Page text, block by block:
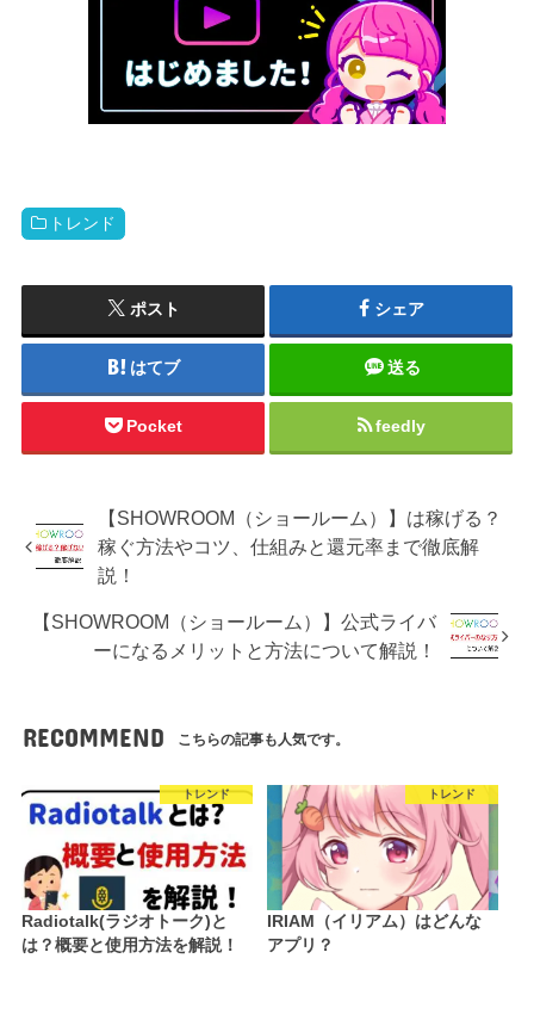
トレンド
ポスト シェア
はてブ 送る
Pocket feedly
【SHOWROOM（ショールーム）】は稼げる？
稼ぐ方法やコツ、仕組みと還元率まで徹底解
説！
【SHOWROOM（ショールーム）】公式ライバ
ーになるメリットと方法について解説！
RECOMMEND こちらの記事も人気です。
トレンド
Radiotalk(ラジオトーク)と
は？概要と使用方法を解説！
トレンド
IRIAM（イリアム）はどんな
アプリ？